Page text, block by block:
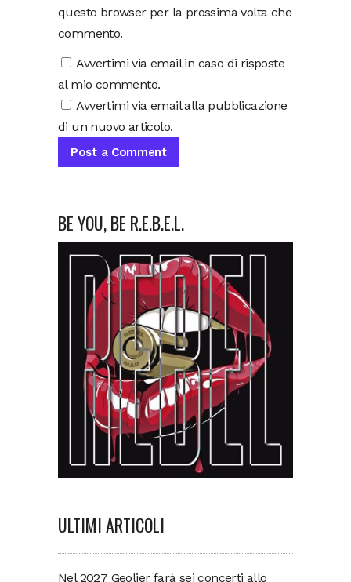
questo browser per la prossima volta che
commento.
Avvertimi via email in caso di risposte
al mio commento.
Avvertimi via email alla pubblicazione
di un nuovo articolo.
BE YOU, BE R.E.B.E.L.
ULTIMI ARTICOLI
Nel 2027 Geolier farà sei concerti allo